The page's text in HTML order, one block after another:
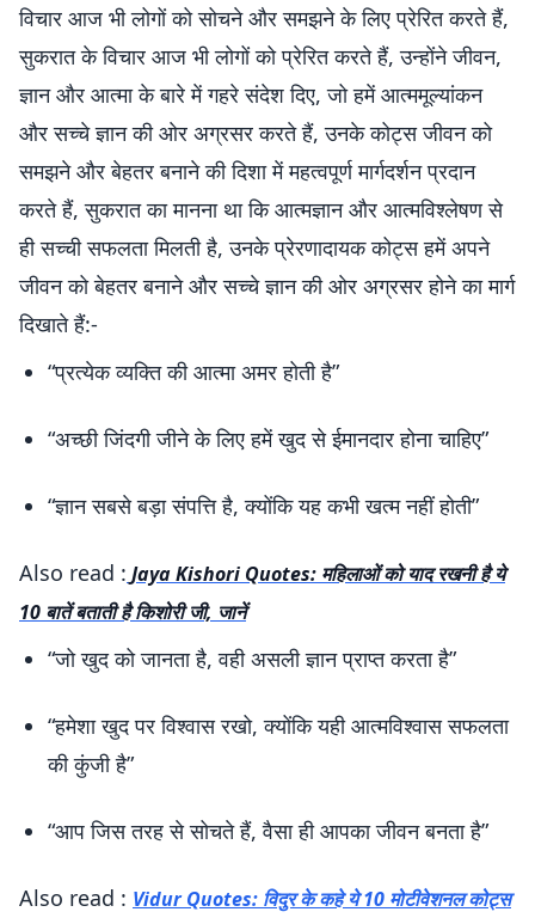
विचार आज भी लोगों को सोचने और समझने के लिए प्रेरित करते हैं,
सुकरात के विचार आज भी लोगों को प्रेरित करते हैं, उन्होंने जीवन,
ज्ञान और आत्मा के बारे में गहरे संदेश दिए, जो हमें आत्ममूल्यांकन
और सच्चे ज्ञान की ओर अग्रसर करते हैं, उनके कोट्स जीवन को
समझने और बेहतर बनाने की दिशा में महत्वपूर्ण मार्गदर्शन प्रदान
करते हैं, सुकरात का मानना था कि आत्मज्ञान और आत्मविश्लेषण से
ही सच्ची सफलता मिलती है, उनके प्रेरणादायक कोट्स हमें अपने
जीवन को बेहतर बनाने और सच्चे ज्ञान की ओर अग्रसर होने का मार्ग
दिखाते हैं:-
“प्रत्येक व्यक्ति की आत्मा अमर होती है”
“अच्छी जिंदगी जीने के लिए हमें खुद से ईमानदार होना चाहिए”
“ज्ञान सबसे बड़ा संपत्ति है, क्योंकि यह कभी खत्म नहीं होती”
Also read : Jaya Kishori Quotes: महिलाओं को याद रखनी है ये
10 बातें बताती है किशोरी जी, जानें
“जो खुद को जानता है, वही असली ज्ञान प्राप्त करता है”
“हमेशा खुद पर विश्वास रखो, क्योंकि यही आत्मविश्वास सफलता
की कुंजी है”
“आप जिस तरह से सोचते हैं, वैसा ही आपका जीवन बनता है”
Also read : Vidur Quotes: विदुर के कहे ये 10 मोटीवेशनल कोट्स